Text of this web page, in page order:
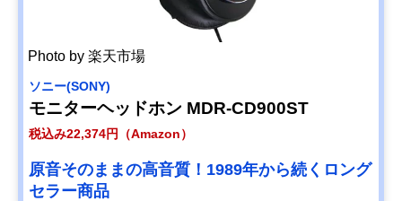
Photo by 楽天市場
ソニー(SONY)
モニターヘッドホン MDR-CD900ST
税込み22,374円（Amazon）
原音そのままの高音質！1989年から続くロング
セラー商品